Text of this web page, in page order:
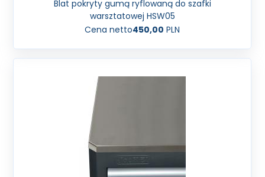
Blat pokryty gumą ryflowaną do szafki
warsztatowej HSW05
Cena netto450,00 PLN